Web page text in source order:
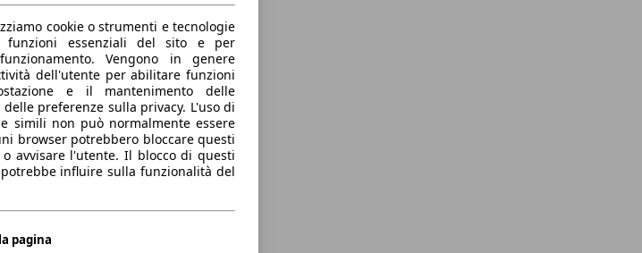
cookie o strumenti e tecnologie
essenziali del sito e per
Vengono in genere
dell'utente per abilitare funzioni
e il mantenimento delle
preferenze sulla privacy. L'uso di
simili non può normalmente essere
browser potrebbero bloccare questi
avvisare l'utente. Il blocco di questi
influire sulla funzionalità del
pagina